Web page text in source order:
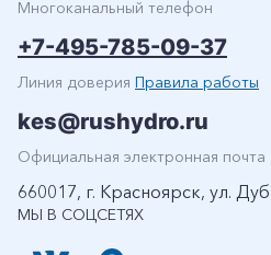
МЫ В СОЦСЕТЯХ
Многоканальный телефон
+7-495-785-09-37
Линия доверия Правила работы
kes@rushydro.ru
Официальная электронная почта
660017, г. Красноярск, ул.